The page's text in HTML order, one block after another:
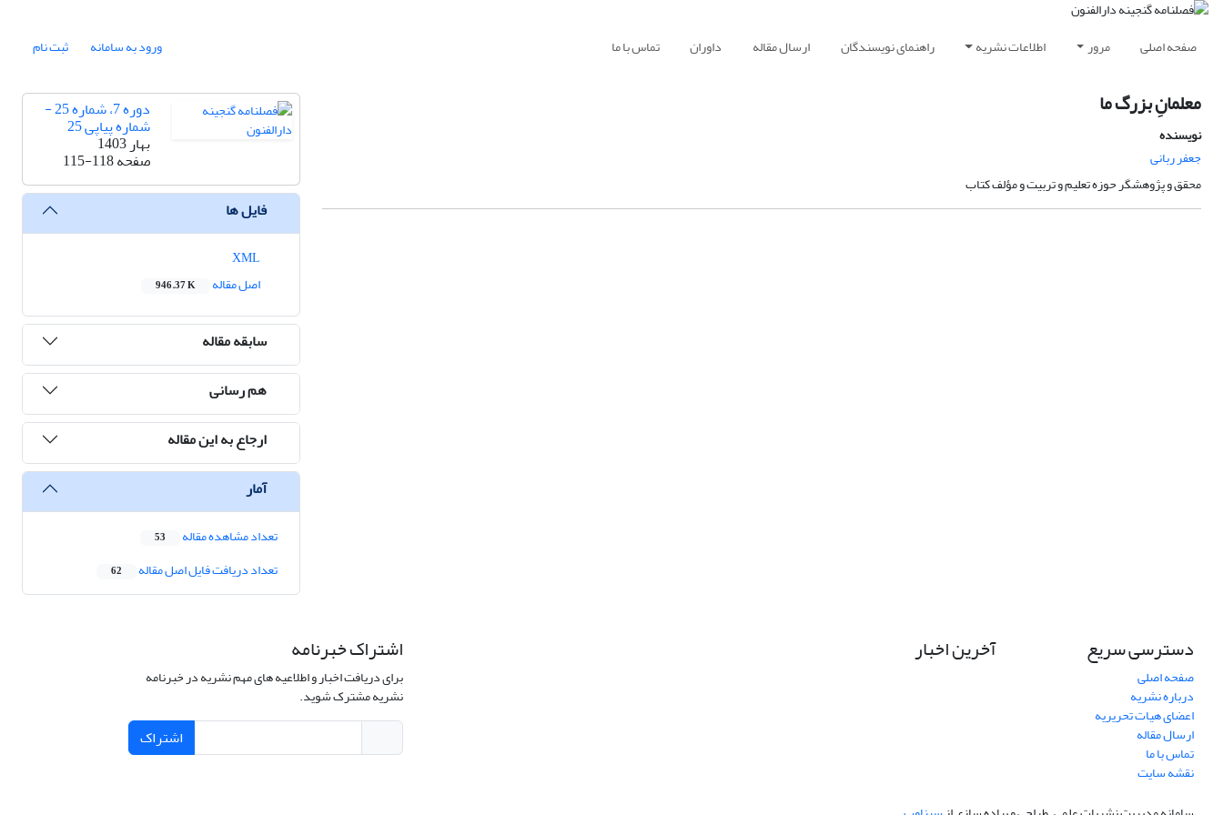
صفحه اصلی مرور اطلاعات نشریه راهنمای نویسندگان ارسال مقاله داوران تماس با ما ورود به سامانه ثبت نام
معلمانِ بزرگ ما
نویسنده
جعفر ربانی
محقق و پژوهشگر حوزه تعلیم و تربیت و مؤلف کتاب
دوره 7، شماره 25 -
شماره پیاپی 25
بهار 1403
صفحه115-118
فایل ها
اصل مقاله
946.37 K
سابقه مقاله
هم رسانی
ارجاع به این مقاله
آمار
تعداد مشاهده مقاله 53
تعداد دریافت فایل اصل مقاله 62
دسترسی سریع
صفحه اصلی
درباره نشریه
اعضای هیات تحریریه
ارسال مقاله
تماس با ما
نقشه سایت
آخرین اخبار اشتراک خبرنامه
برای دریافت اخبار و اطلاعیه های مهم نشریه در خبرنامه
نشریه مشترک شوید.
اشتراک